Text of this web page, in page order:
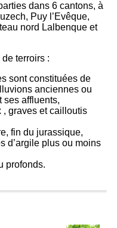
dans 6 cantons, à
Puy l’Evêque,
nord Lalbenque et
terroirs :
sont constituées de
anciennes ou
ses affluents,
, graves et cailloutis
fin du jurassique,
d’argile plus ou moins
profonds.